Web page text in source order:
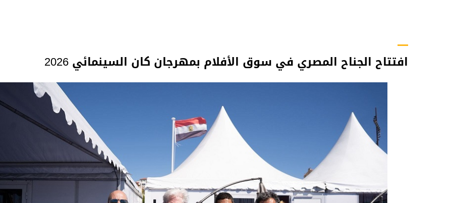
افتتاح الجناح المصري في سوق الأفلام بمهرجان كان السينمائي 2026